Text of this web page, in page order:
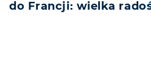
do Francji: wielka